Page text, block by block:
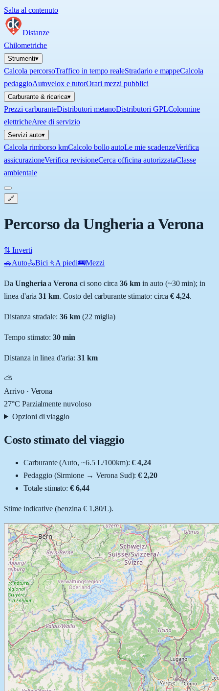
Salta al contenuto
Distanze
Chilometriche
Strumenti▾
Calcola percorsoTraffico in tempo realeStradario e mappeCalcola
pedaggioAutovelox e tutorOrari mezzi pubblici
Carburante & ricarica▾
Prezzi carburanteDistributori metanoDistributori GPLColonnine
elettricheAree di servizio
Servizi auto▾
Calcola rimborso kmCalcolo bollo autoLe mie scadenzeVerifica
assicurazioneVerifica revisioneCerca officina autorizzataClasse
ambientale
🔗
Percorso da Ungheria a Verona
⇅ Inverti
🚗Auto🚴Bici 🚶 A piedi🚌Mezzi
Da Ungheria aVerona ci sono circa 36 km in auto (~30 min); in
linea d'aria31 km. Costo del carburante stimato: circa € 4,24.
Distanza stradale:36 km (22 miglia)
Tempo stimato:30 min
Distanza in linea d'aria: 31 km
⛅
Arrivo · Verona
27°C Parzialmente nuvoloso
Opzioni di viaggio
Costo stimato del viaggio
Carburante (Auto, ~6.5 L/100km): € 4,24
Pedaggio (Sirmione →Verona Sud): € 2,20
Totale stimato:€ 6,44
Stime indicative (benzina € 1,80/L).